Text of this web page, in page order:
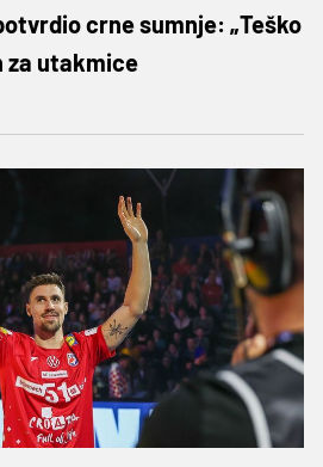
crne sumnje: „Teško
za utakmice